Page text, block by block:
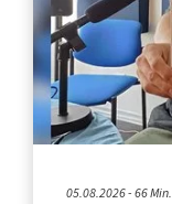
05.08.2026 - 66 Min.